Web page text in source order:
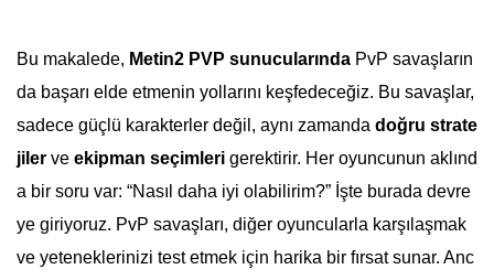
Bu makalede, Metin2 PVP sunucularında PvP savaşların
da başarı elde etmenin yollarını keşfedeceğiz. Bu savaşlar,
sadece güçlü karakterler değil, aynı zamanda doğru strate
jiler ve ekipman seçimleri gerektirir. Her oyuncunun aklınd
a bir soru var: “Nasıl daha iyi olabilirim?” İşte burada devre
ye giriyoruz. PvP savaşları, diğer oyuncularla karşılaşmak
ve yeteneklerinizi test etmek için harika bir fırsat sunar. Anc